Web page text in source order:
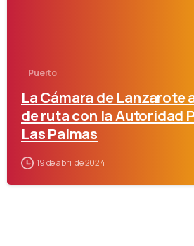
Puerto
La Cámara de Lanzarote
de ruta con la Autoridad
Las Palmas
19 de abril de 2024